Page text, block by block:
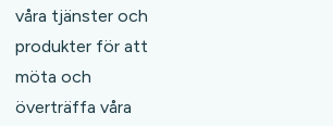
våra tjänster och
produkter för att
möta och
överträffa våra